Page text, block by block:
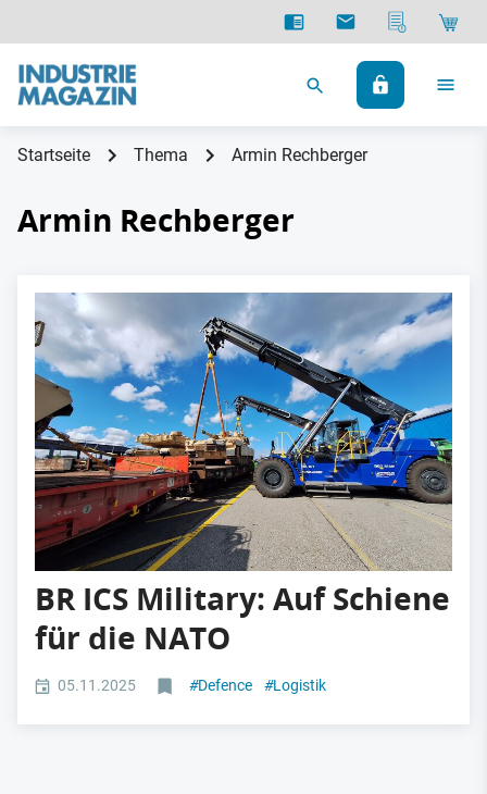
Startseite Thema Armin Rechberger
Armin Rechberger
BR ICS Military: Auf Schiene
für die NATO
05.11.2025 #Defence #Logistik